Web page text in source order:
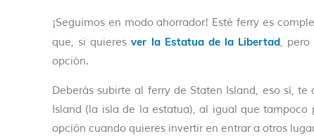
¡Seguimos en modo ahorrador! Esté ferry es
que, si quieresver la Estatua de la Libertad, pero
opción.
Deberás subirte al ferry de Staten Island, eso sí,
Island (la isla de la estatua), al igual que tampoco
opción cuando quieres invertir en entrar a otros